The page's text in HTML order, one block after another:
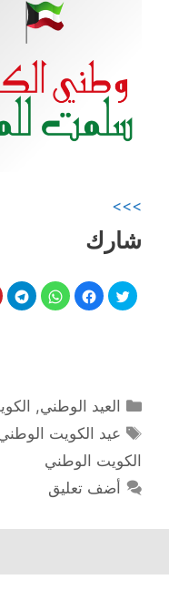
>>>
شارك
التصنيفات
العيد الوطني,
الوسوم
عيد الكويت
الكويت الوطني
أضف تعليق